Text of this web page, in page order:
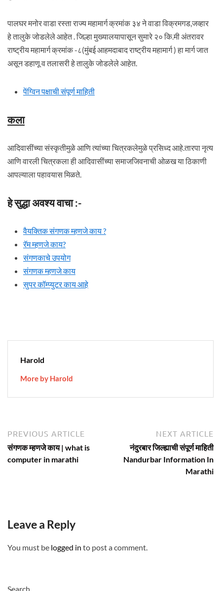
पालघर मनोर वाडा रस्ता राज्य महामार्ग क्रमांक ३४ ने वाडा विक्रमगड,जव्हार
हे तालुके जोडलेले आहेत . जिल्हा मुख्यालयापासून सुमारे २० कि.मी अंतरावर
राष्ट्रीय महामार्ग क्रमांक -८(मुंबई आहमदाबाद राष्ट्रीय महामार्ग ) हा मार्ग जात
असून डहाणू व तलासरी हे तालुके जोडलेले आहेत.
पेंग्विन पक्षाची संपूर्ण माहिती
कला
आदिवासींच्या संस्कृतीमुळे आणि त्यांच्या चित्रकलेमुळे प्रसिध्द आहे.तारपा नृत्य
आणि वारली चित्रकला ही आदिवासींच्या समाजजिवनाची ओळख या ठिकाणी
आपल्याला पहावयास मिळते.
हे सुद्धा अवश्य वाचा :-
वैयक्तिक संगणक म्हणजे काय ?
रॅम म्हणजे काय?
संगणकाचे उपयोग
संगणक म्हणजे काय
सुपर कॉम्प्युटर काय आहे
Harold
More by Harold
Post
navigation
PREVIOUS ARTICLE
article:
संगणक म्हणजे काय | what is
computer in marathi
NEXT ARTICLE
नंदुरबार जिल्ह्याची संपूर्ण माहिती
Nandurbar Information In
Marathi
Leave a Reply
You must be logged in to post a comment.
Search